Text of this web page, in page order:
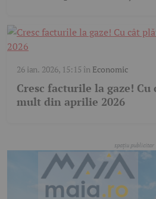
26 ian. 2026, 15:15 în Economic
Cresc facturile la gaze!
mult din aprilie 2026